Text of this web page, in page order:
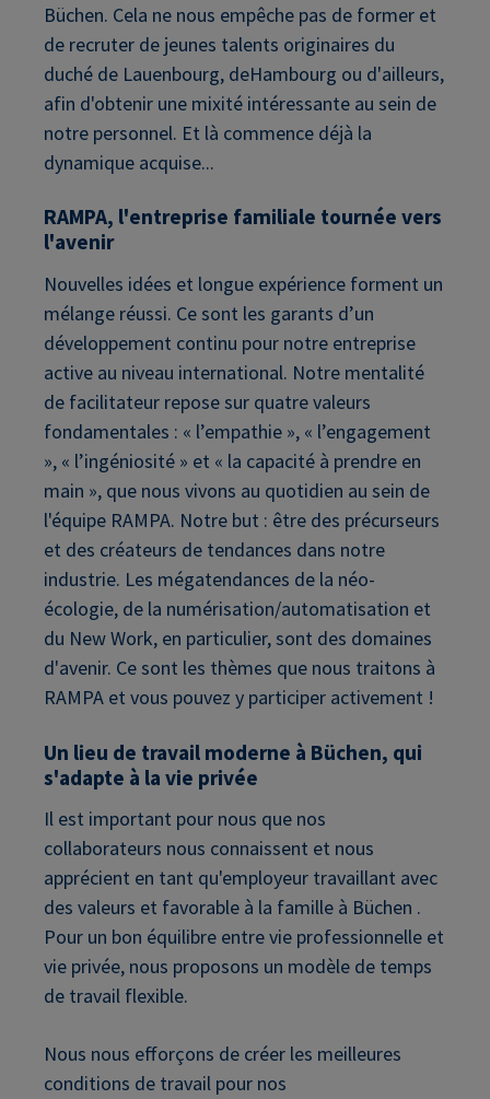
Büchen. Cela ne nous empêche pas de former et
de recruter de jeunes talents originaires du
duché de Lauenbourg, deHambourg ou d'ailleurs,
afin d'obtenir une mixité intéressante au sein de
notre personnel. Et là commence déjà la
dynamique acquise...
RAMPA, l'entreprise familiale tournée vers
l'avenir
Nouvelles idées et longue expérience forment un
mélange réussi. Ce sont les garants d’un
développement continu pour notre entreprise
active au niveau international. Notre mentalité
de facilitateur repose sur quatre valeurs
fondamentales : « l’empathie », « l’engagement
», « l’ingéniosité » et « la capacité à prendre en
main », que nous vivons au quotidien au sein de
l'équipe RAMPA. Notre but : être des précurseurs
et des créateurs de tendances dans notre
industrie. Les mégatendances de la néo-
écologie, de la numérisation/automatisation et
du New Work, en particulier, sont des domaines
d'avenir. Ce sont les thèmes que nous traitons à
RAMPA et vous pouvez y participer activement !
Un lieu de travail moderne à Büchen, qui
s'adapte à la vie privée
Il est important pour nous que nos
collaborateurs nous connaissent et nous
apprécient en tant qu'employeur travaillant avec
des valeurs et favorable à la famille à Büchen .
Pour un bon équilibre entre vie professionnelle et
vie privée, nous proposons un modèle de temps
de travail flexible.
Nous nous efforçons de créer les meilleures
conditions de travail pour nos